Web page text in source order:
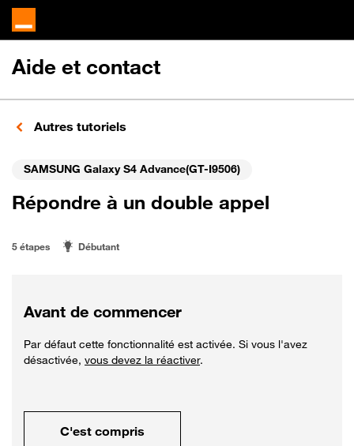
Aide et contact
Autres tutoriels
SAMSUNG Galaxy S4 Advance(GT-I9506)
Répondre à un double appel
5 étapes Débutant
Avant de commencer
Par défaut cette fonctionnalité est activée. Si vous l'avez
désactivée, vous devez la réactiver.
C'est compris